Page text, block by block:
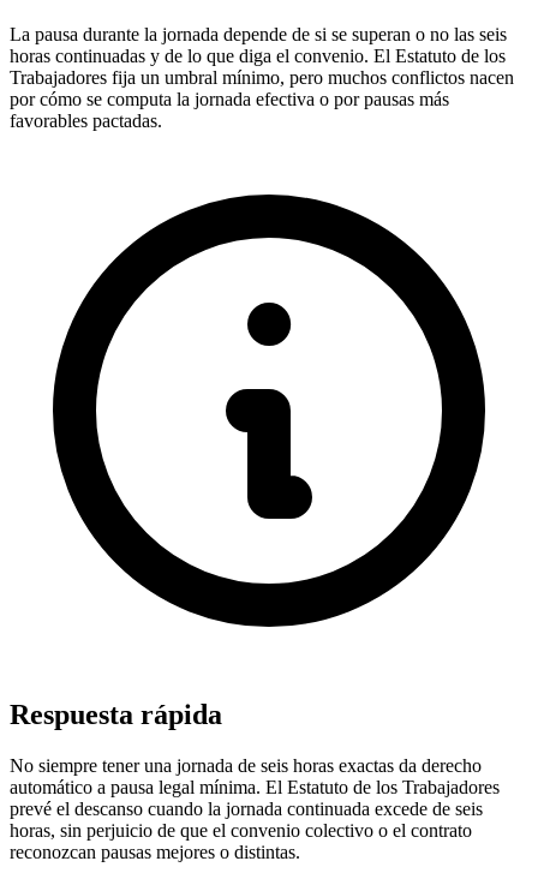
La pausa durante la jornada depende de si se superan o no las seis
horas continuadas y de lo que diga el convenio. El Estatuto de los
Trabajadores fija un umbral mínimo, pero muchos conflictos nacen
por cómo se computa la jornada efectiva o por pausas más
favorables pactadas.
Respuesta rápida
No siempre tener una jornada de seis horas exactas da derecho
automático a pausa legal mínima. El Estatuto de los Trabajadores
prevé el descanso cuando la jornada continuada excede de seis
horas, sin perjuicio de que el convenio colectivo o el contrato
reconozcan pausas mejores o distintas.